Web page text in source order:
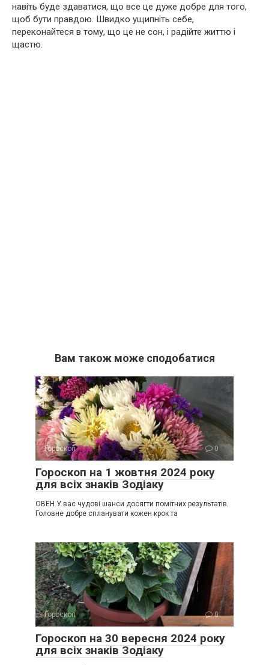
навіть буде здаватися, що все це дуже добре для того,
щоб бути правдою. Швидко ущипніть себе,
переконайтеся в тому, що це не сон, і радійте життю і
щастю.
Вам також може сподобатися
Гороскоп 0
Гороскоп на 1 жовтня 2024 року
для всіх знаків Зодіаку
ОВЕН У вас чудові шанси досягти помітних результатів.
Головне добре спланувати кожен крок та
Гороскоп 0
Гороскоп на 30 вересня 2024 року
для всіх знаків Зодіаку